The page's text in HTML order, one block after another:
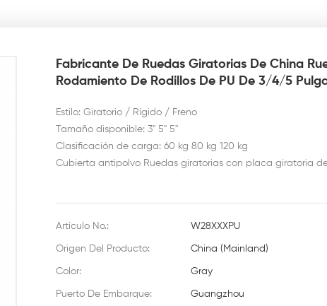
Fabricante De Ruedas Giratorias De China
Rodamiento De Rodillos De PU De 3/4/5
Estilo: Giratorio / Rígido / Freno
Tamaño disponible: 3" 5" 5"
Clasificación de carga: 60 kg 80 kg 120 kg
Cubierta antipolvo Ruedas giratorias con placa giratoria
Artículo No.: W28XXXPU
Origen Del Producto: China (Mainland)
Color: Gray
Puerto De Embarque: Guangzhou